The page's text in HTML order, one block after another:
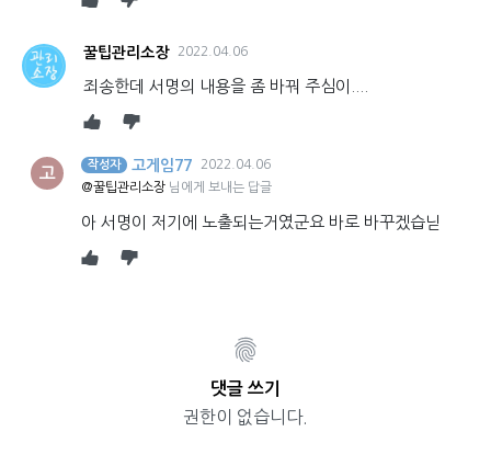
꿀팁관리소장 2022.04.06
죄송한데 서명의 내용을 좀 바꿔 주심이....
고 작성자 고게임77
2022.04.06
@꿀팁관리소장 님에게 보내는 답글
아 서명이 저기에 노출되는거였군요 바로 바꾸겠습닏
댓글 쓰기
권한이 없습니다.